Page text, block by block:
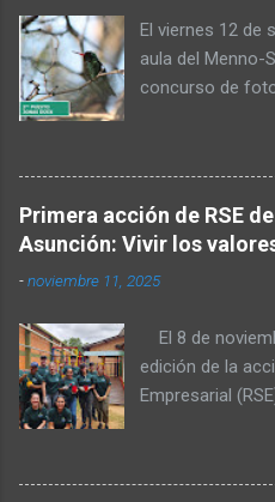
El viernes 12 de
aula del Menno-
concurso de
naturaleza se
premiadas y
Elvin Rempel dio
Posteriormente,
Administración,
belleza del
6:36 y señaló
será publicada
año. También
realización del
Rempel explicó
Primera acción de RSE
Asunción: Vivir los
-noviembre 11, 2025
El 8 de
edición de la
Empresarial
área de
objetivo de esta